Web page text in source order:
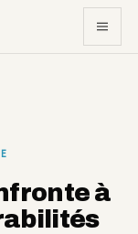
à